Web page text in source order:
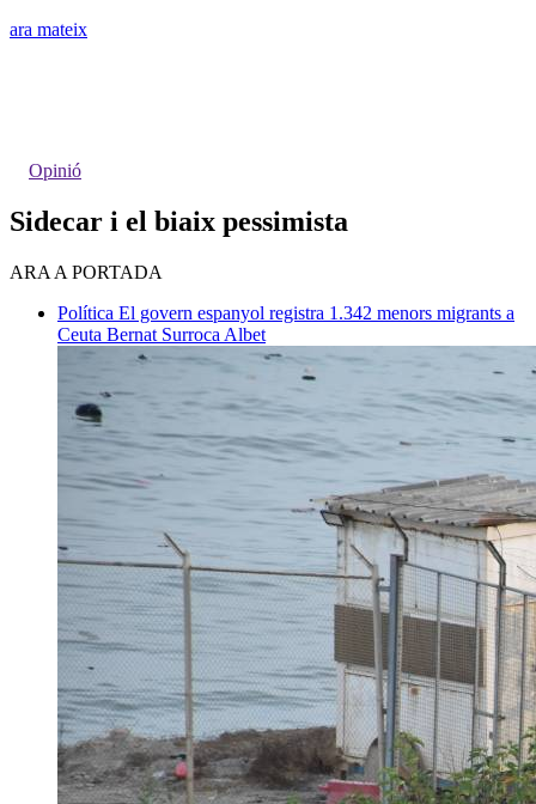
ara mateix
Opinió
Sidecar i el biaix pessimista
ARA A PORTADA
Política El govern espanyol registra 1.342 menors migrants a
Ceuta Bernat Surroca Albet